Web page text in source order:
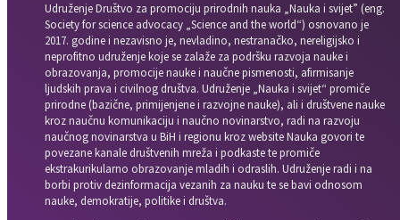
Udruženje Društvo za promociju prirodnih nauka „Nauka i svijet” (eng.
Society for science advocacy „Science and the world“) osnovano je
2017. godine i nezavisno je, nevladino, nestranačko, nereligijsko i
neprofitno udruženje koje se zalaže za podršku razvoja nauke i
obrazovanja, promocije nauke i naučne pismenosti, afirmisanje
ljudskih prava i civilnog društva. Udruženje „Nauka i svijet“ promiče
prirodne (bazične, primijenjene i razvojne nauke), ali i društvene nauke
kroz naučnu komunikaciju i naučno novinarstvo, radi na razvoju
naučnog novinarstva u BiH i regionu kroz website Nauka govori te
povezane kanale društvenih mreža i podkaste te promiče
ekstrakurikularno obrazovanje mladih i odraslih. Udruženje radi i na
borbi protiv dezinformacija vezanih za nauku te se bavi odnosom
nauke, demokratije, politike i društva.